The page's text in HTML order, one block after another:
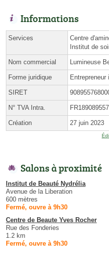
Informations
Services
Centre
Institut de
Nom commercial Lumineuse
Forme juridique Entrepreneur
SIRET
N° TVA Intra.
Création 27 juin 2023
Salons à proximité
Institut de Beauté Nydrélia
Avenue de la Liberation
600 mètres
Fermé, ouvre à 9h30
Centre de Beaute Yves Rocher
Rue des Fonderies
1.2 km
Fermé, ouvre à 9h30